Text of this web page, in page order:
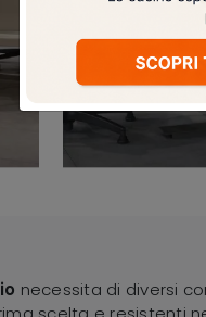
necessita di diversi